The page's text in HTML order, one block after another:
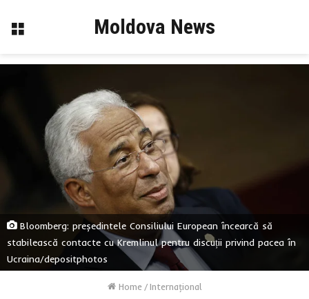
Menu Moldova News
Bloomberg: președintele Consiliului European încearcă să
stabilească contacte cu Kremlinul pentru discuții privind pacea în
Ucraina/depositphotos
Home / Internaţional